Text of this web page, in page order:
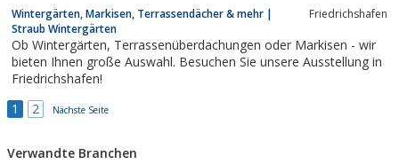
Wintergärten, Markisen, Terrassendächer & mehr |
Straub Wintergärten
Friedrichshafen
Ob Wintergärten, Terrassenüberdachungen oder Markisen - wir
bieten Ihnen große Auswahl. Besuchen Sie unsere Ausstellung in
Friedrichshafen!
1
2 Nächste Seite
Verwandte Branchen